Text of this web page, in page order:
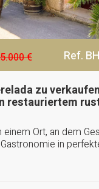
€ Ref.
zu
restauriertem
Ort, an dem
in